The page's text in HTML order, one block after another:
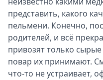
представить, какого
пельмени. Конечно,
родителей, и всё
привозят только
повар их принимают.
что-то не устраивает,